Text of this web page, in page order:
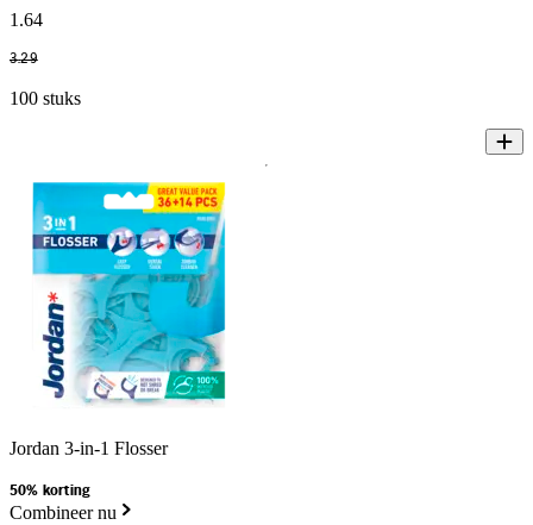
1 .64
3.29
100 stuks
Jordan 3-in-1 Flosser
50% korting
Combineer nu